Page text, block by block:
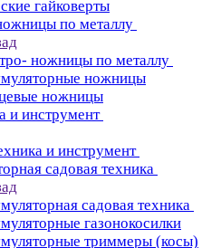
гайковерты
по металлу
ножницы по металлу
ножницы
ножницы
и инструмент
и инструмент
садовая техника
садовая техника
газонокосилки
триммеры (косы)